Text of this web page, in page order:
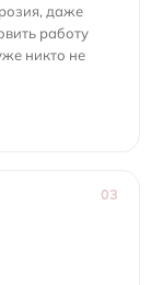
даже
работу
никто не
03